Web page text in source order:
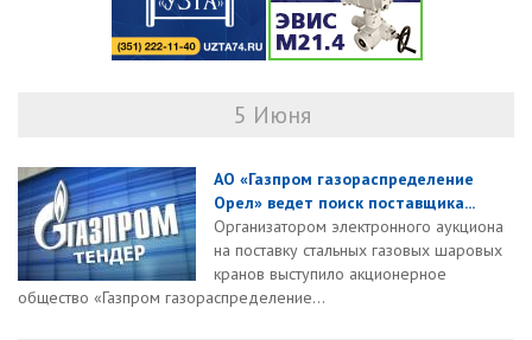
5 Июня
АО «Газпром газораспределение
Орел» ведет поиск поставщика...
Организатором электронного аукциона
на поставку стальных газовых шаровых
кранов выступило акционерное
общество «Газпром газораспределение...